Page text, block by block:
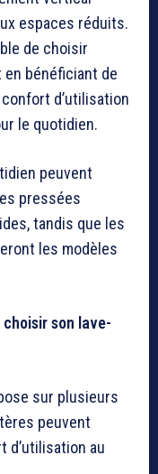
espaces réduits.
de choisir
en bénéficiant de
d’utilisation
le quotidien.
peuvent
pressées
tandis que les
les modèles
son lave-
sur plusieurs
peuvent
d’utilisation au